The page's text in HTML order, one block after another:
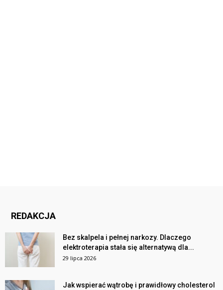
REDAKCJA
Bez skalpela i pełnej narkozy. Dlaczego
elektroterapia stała się alternatywą dla...
29 lipca 2026
Jak wspierać wątrobę i prawidłowy cholesterol